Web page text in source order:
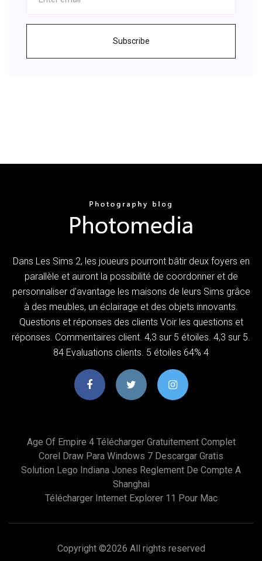
Subscribe
Dans Les Sims 2, les joueurs pourront bâtir deux foyers en
parallèle et auront la possibilité de coordonner et de
personnaliser d'avantage les maisons de leurs Sims grâce
à des meubles, un éclairage et des objets innovants.
Questions et réponses des clients Voir les questions et
réponses. Commentaires client. 4,3 sur 5 étoiles. 4,3 sur 5.
84 Evaluations clients. 5 étoiles 64% 4
Age Of Empire 4 Télécharger Gratuitement Complet
Corel Draw Para Windows 7 Descargar Gratis
Solution Lego Indiana Jones Reglement De Compte A
Shanghai
Télécharger Internet Explorer 11 Pour Mac
Copyright ©2026 All rights reserved